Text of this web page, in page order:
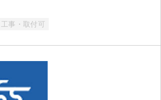
工事・取付可